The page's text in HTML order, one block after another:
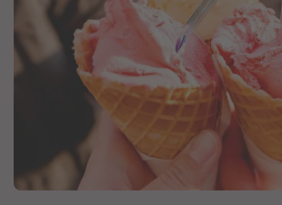
Reiseziele
Alle Reiseziele
Bodensee Urlaub
Gozo Urlaub
Normandie Urlaub
Goa Urlaub